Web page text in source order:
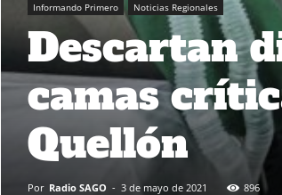
Informando Primero Noticias Regionales
Descartan
camas
Quellón
Por Radio SAGO - 3 de mayo de 2021 896